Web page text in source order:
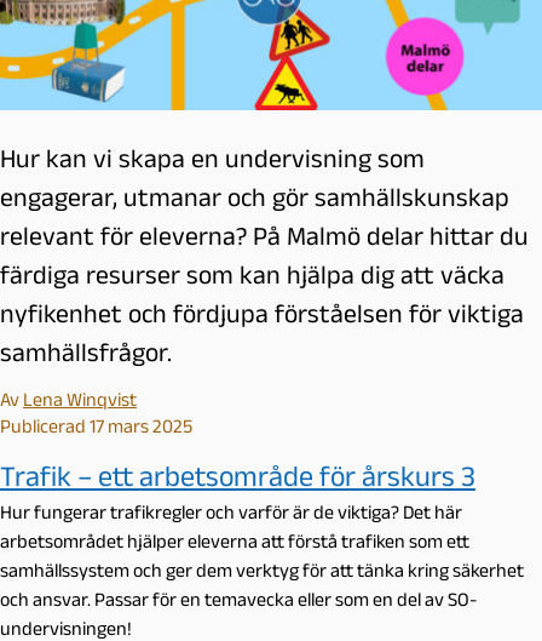
Hur kan vi skapa en undervisning som
engagerar, utmanar och gör samhällskunskap
relevant för eleverna? På Malmö delar hittar du
färdiga resurser som kan hjälpa dig att väcka
nyfikenhet och fördjupa förståelsen för viktiga
samhällsfrågor.
Av Lena Winqvist
Publicerad 17 mars 2025
Trafik – ett arbetsområde för årskurs 3
Hur fungerar trafikregler och varför är de viktiga? Det här
arbetsområdet hjälper eleverna att förstå trafiken som ett
samhällssystem och ger dem verktyg för att tänka kring säkerhet
och ansvar. Passar för en temavecka eller som en del av SO-
undervisningen!